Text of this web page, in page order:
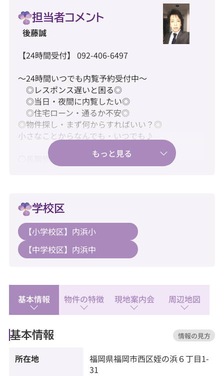
担当者コメント
後藤誠
【24時間受付】 092-406-6497
～24時間いつでも内覧予約受付中～
◎レスポンス遅いと困る◎
◎当日・夜間に内覧したい◎
◎住宅ローン・通るか不安◎
◎物件探し・まず何からすればいい？◎
小さなことからなんでも・いつでも♪
〇長期修繕計画、有り♪
〇大規模修繕工事、2020年実施済み♪
〇姪浜駅生活圏、通勤もお出かけもスマートに♪
〇新耐震基準・住宅ローン控除利用可♪
【教育】
◆内浜小学校：徒歩6分
【暮らし】
◆にしてつストア レガネット姪の浜：徒歩5分
◆マックスバリュ エクスプレス 姪浜駅前店：徒歩8
学校区
【小学校区】内浜小
【中学校区】内浜中
基本情報 物件の特徴 現地案内会 周辺地図
基本情報 情報の見方
所在地 福岡県福岡市西区姪の浜６丁目1-
31